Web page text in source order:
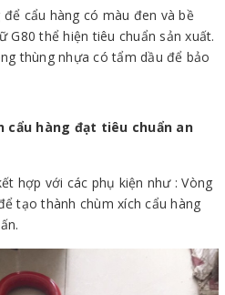
để cẩu hàng có màu đen và bề
G80 thể hiện tiêu chuẩn sản xuất.
thùng nhựa có tẩm dầu để bảo
cẩu hàng đạt tiêu chuẩn an
hợp với các phụ kiện như : Vòng
tạo thành chùm xích cẩu hàng